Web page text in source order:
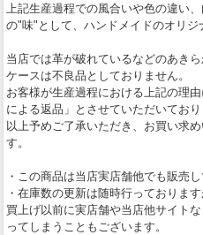
上記生産過程での風合いや色の違い
の"味"として、ハンドメイドのオリジ
当店では革が破れているなどのあき
ケースは不良品としておりません。
お客様が生産過程における上記の理
による返品」とさせていただいており
以上予めご了承いただき、お買い求
す。
・この商品は当店実店舗他でも販売し
・在庫数の更新は随時行っておりま
買上げ以前に実店舗や当店他サイト
ってしまうこともございます。